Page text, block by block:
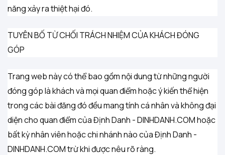
năng xảy ra thiệt hại đó.
TUYÊN BỐ TỪ CHỐI TRÁCH NHIỆM CỦA KHÁCH ĐÓNG
GÓP
Trang web này có thể bao gồm nội dung từ những người
đóng góp là khách và mọi quan điểm hoặc ý kiến thể hiện
trong các bài đăng đó đều mang tính cá nhân và không đại
diện cho quan điểm của Định Danh - DINHDANH.COM hoặc
bất kỳ nhân viên hoặc chi nhánh nào của Định Danh -
DINHDANH.COM trừ khi được nêu rõ ràng.